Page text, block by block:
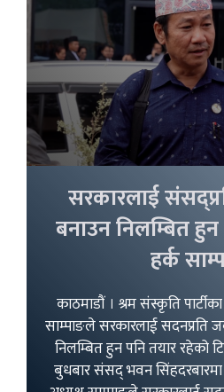
सरकारलाई
बनाउन निलम्बित
हर्क
काठमाडौं । श्रम संस्कृति
साम्पाङले सरकारलाई
निलम्बित हुन पनि तयार रहेको
बुधबार संसद् भवन सिंहदरबारमा